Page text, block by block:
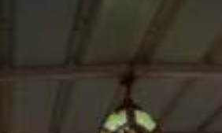
Φωτογραφίες